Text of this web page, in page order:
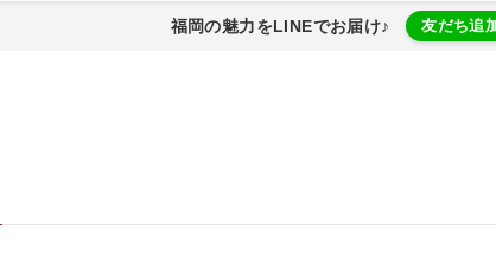
福岡の魅力をLINEでお届け♪ 友だち追